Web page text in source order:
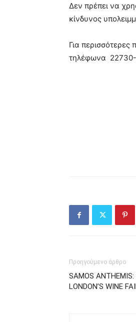
Δεν πρέπει να
κίνδυνος
Για
τηλέφωνα
Προηγούμενο άρθρο
SAMOS
LONDON’S WINE